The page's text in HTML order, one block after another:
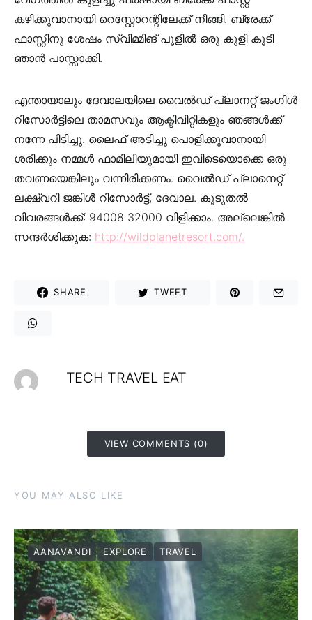
കഴിക്കുവാനായി റെസ്റ്റോറന്റിലേക്ക് നീങ്ങി. ബ്രേക്ക്
ഫാസ്റ്റിനു ശേഷം സ്വിമ്മിങ് പൂളിൽ ഒരു കുളി കൂടി
ഞാൻ പാസ്സാക്കി.
എന്തായാലും ദേവാലയിലെ വൈൽഡ് പ്ലാനറ്റ് ജംഗിൾ
റിസോർട്ടിലെ താമസവും ആക്ടിവിറ്റികളും ഞങ്ങൾക്ക്
നന്നേ പിടിച്ചു. ലൈഫ് അടിച്ചു പൊളിക്കുവാനായി
ശരിക്കും നമ്മൾ ഫാമിലിയുമായി ഇവിടെയൊക്കെ ഒരു
തവണയെങ്കിലും വന്നിരിക്കണം. വൈൽഡ് പ്ലാനെറ്റ്
ലക്ഷ്വറി ജങ്കിൾ റിസോർട്ട്, ദേവാല. കൂടുതൽ
വിവരങ്ങൾക്ക്: 94008 32000 വിളിക്കാം. അല്ലെങ്കിൽ
സന്ദർശിക്കുക: http://wildplanetresort.com/.
SHARE TWEET
TECH TRAVEL EAT
VIEW COMMENTS (0)
YOU MAY ALSO LIKE
AANAVANDI EXPLORE TRAVEL